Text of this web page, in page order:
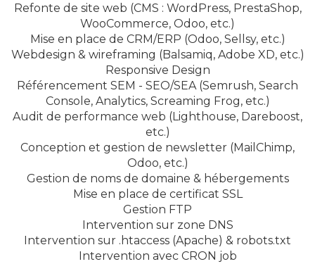
Refonte de site web (CMS : WordPress, PrestaShop,
WooCommerce, Odoo, etc.)
Mise en place de CRM/ERP (Odoo, Sellsy, etc.)
Webdesign & wireframing (Balsamiq, Adobe XD, etc.)
Responsive Design
Référencement SEM - SEO/SEA (Semrush, Search
Console, Analytics, Screaming Frog, etc.)
Audit de performance web (Lighthouse, Dareboost,
etc.)
Conception et gestion de newsletter (MailChimp,
Odoo, etc.)
Gestion de noms de domaine & hébergements
Mise en place de certificat SSL
Gestion FTP
Intervention sur zone DNS
Intervention sur .htaccess (Apache) & robots.txt
Intervention avec CRON job